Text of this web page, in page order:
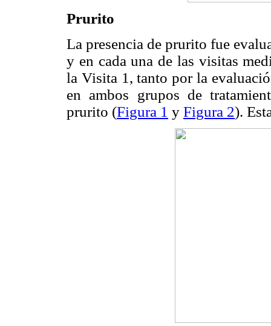
Prurito
La presencia de prurito fue
y en cada una de las visitas
la Visita 1, tanto por la
en ambos grupos de
prurito (Figura 1 y Figura 2).